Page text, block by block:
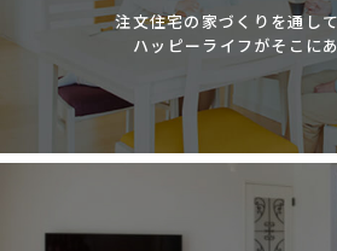
注文住宅の家づくりを通し
ハッピーライフがそこにあ